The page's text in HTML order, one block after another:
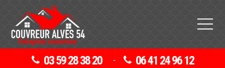
03 59 28 38 20 - 06 41 24 96 12